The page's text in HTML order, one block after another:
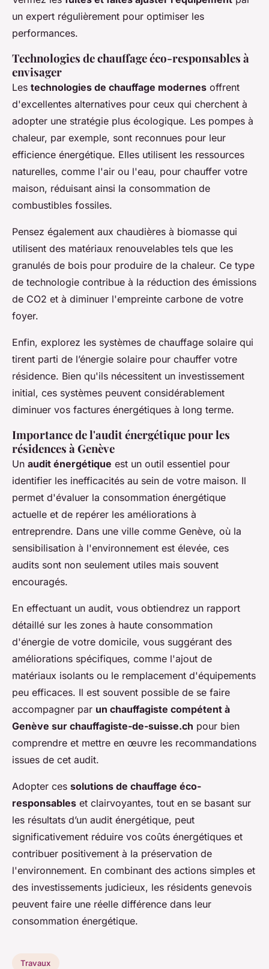
un expert régulièrement pour optimiser les
performances.
Technologies de chauffage éco-responsables à
envisager
Les technologies de chauffage modernes offrent
d'excellentes alternatives pour ceux qui cherchent à
adopter une stratégie plus écologique. Les pompes à
chaleur, par exemple, sont reconnues pour leur
efficience énergétique. Elles utilisent les ressources
naturelles, comme l'air ou l'eau, pour chauffer votre
maison, réduisant ainsi la consommation de
combustibles fossiles.
Pensez également aux chaudières à biomasse qui
utilisent des matériaux renouvelables tels que les
granulés de bois pour produire de la chaleur. Ce type
de technologie contribue à la réduction des émissions
de CO2 et à diminuer l'empreinte carbone de votre
foyer.
Enfin, explorez les systèmes de chauffage solaire qui
tirent parti de l’énergie solaire pour chauffer votre
résidence. Bien qu'ils nécessitent un investissement
initial, ces systèmes peuvent considérablement
diminuer vos factures énergétiques à long terme.
Importance de l'audit énergétique pour les
résidences à Genève
Un audit énergétique est un outil essentiel pour
identifier les inefficacités au sein de votre maison. Il
permet d'évaluer la consommation énergétique
actuelle et de repérer les améliorations à
entreprendre. Dans une ville comme Genève, où la
sensibilisation à l'environnement est élevée, ces
audits sont non seulement utiles mais souvent
encouragés.
En effectuant un audit, vous obtiendrez un rapport
détaillé sur les zones à haute consommation
d'énergie de votre domicile, vous suggérant des
améliorations spécifiques, comme l'ajout de
matériaux isolants ou le remplacement d'équipements
peu efficaces. Il est souvent possible de se faire
accompagner par un chauffagiste compétent à
Genève sur chauffagiste-de-suisse.ch pour bien
comprendre et mettre en œuvre les recommandations
issues de cet audit.
Adopter ces solutions de chauffage éco-
responsables et clairvoyantes, tout en se basant sur
les résultats d’un audit énergétique, peut
significativement réduire vos coûts énergétiques et
contribuer positivement à la préservation de
l'environnement. En combinant des actions simples et
des investissements judicieux, les résidents genevois
peuvent faire une réelle différence dans leur
consommation énergétique.
Travaux